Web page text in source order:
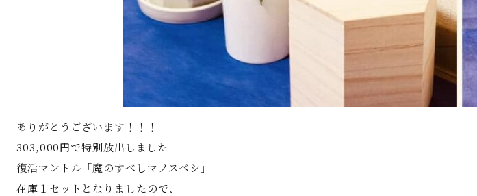
ありがとうございます！！！
303,000円で特別放出しました
復活マントル「魔のすべしマノスベシ」
在庫１セットとなりましたので、